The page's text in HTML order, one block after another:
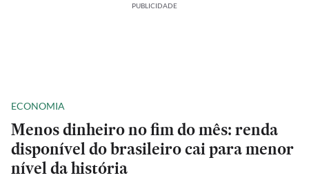
PUBLICIDADE
ECONOMIA
Menos dinheiro no fim do mês: renda
disponível do brasileiro cai para menor
nível da história